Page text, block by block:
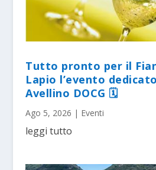
Tutto pronto per il
Lapio l’evento
Avellino DOCG 🗓
Ago 5, 2026 | Eventi
leggi tutto